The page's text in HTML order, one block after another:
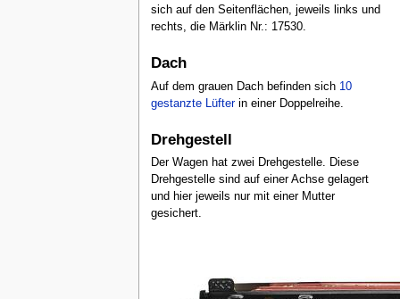
sich auf den Seitenflächen, jeweils links und
rechts, die Märklin Nr.: 17530.
Dach
Auf dem grauen Dach befinden sich 10
gestanzte Lüfterin einer Doppelreihe.
Drehgestell
Der Wagen hat zwei Drehgestelle. Diese
Drehgestelle sind auf einer Achse gelagert
und hier jeweils nur mit einer Mutter
gesichert.